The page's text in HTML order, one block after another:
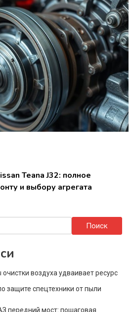
Teana J32: полное
и выбору агрегата
Найти:
воздуха удваивает ресурс
защите спецтехники от пыли
передний мост: пошаговая